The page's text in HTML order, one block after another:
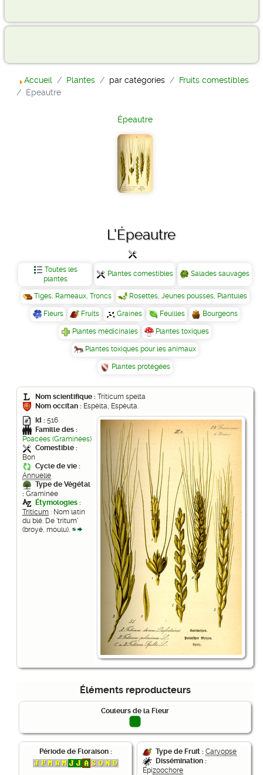
Accueil Plantes par catégories
Fruits comestibles
Épeautre
Épeautre
L'Épeautre
Toutes les
plantes
Plantes comestibles Salades sauvages
Tiges, Rameaux, Troncs Rosettes, Jeunes pousses, Plantules
Fleurs Fruits Graines Feuilles Bourgeons
Plantes médicinales Plantes toxiques
Plantes toxiques pour les animaux
Plantes protégées
Nom scientifique : Triticum spelta
Nom occitan : Espèlta, Espèuta.
Id : 516
Famille des :
Poacées (Graminées)
Comestible :
Bon
Cycle de vie :
Annuelle
Type de Végétal
: Graminée
Étymologies :
Triticum : Nom latin
du blé. De 'tritum'
(broyé, moulu).
Éléments reproducteurs
Couleurs de la Fleur
Période de Floraison : Type de Fruit : Caryopse
Dissémination :
Épizoochore